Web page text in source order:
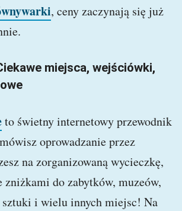
, ceny zaczynają się już
miejsca, wejściówki,
to świetny internetowy przewodnik
oprowadzanie przez
na zorganizowaną wycieczkę,
do zabytków, muzeów,
i wielu innych miejsc! Na